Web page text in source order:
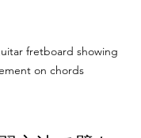
fretboard showing
on chords